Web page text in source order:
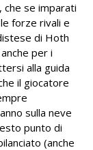
che se imparati
forze rivali e
di Hoth
per i
alla guida
il giocatore
sulla neve
punto di
(anche